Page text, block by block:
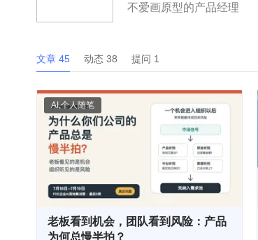
不爱画原型的产品经理
文章 45 动态 38 提问 1
AI,个人随笔
老板看到机会，团队看到风险：产品
为何总慢半拍？